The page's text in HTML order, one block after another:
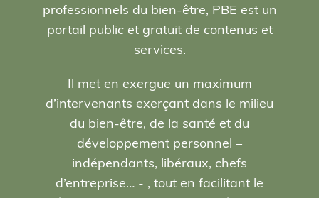
professionnels du bien-être, PBE est un
portail public et gratuit de contenus et
services.
Il met en exergue un maximum
d’intervenants exerçant dans le milieu
du bien-être, de la santé et du
développement personnel –
indépendants, libéraux, chefs
d’entreprise… - , tout en facilitant le